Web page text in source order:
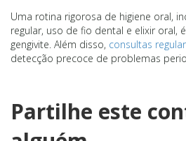
Uma rotina rigorosa de higiene oral,
regular, uso de fio dental e elixir oral,
gengivite. Além disso, consultas
detecção precoce de problemas
Partilhe este